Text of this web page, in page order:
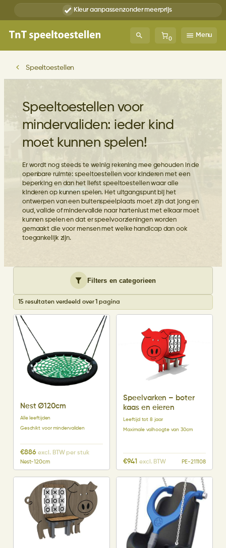
inhoud
Kleur aanpassenzonder meerprijs
0
Menu
Speeltoestellen
Speeltoestellen voor
mindervaliden: ieder kind
moet kunnen spelen!
Er wordt nog steeds te weinig rekening mee gehouden in de
openbare ruimte: speeltoestellen voor kinderen met een
beperking en dan het liefst speeltoestellen waar alle
kinderen op kunnen spelen. Het uitgangspunt bij het
ontwerpen van een buitenspeelplaats moet zijn dat jong en
oud, valide of mindervalide naar hartenlust met elkaar moet
kunnen spelen en dat er speelvoorzieningen worden
gemaakt die voor mensen met welke handicap dan ook
toegankelijk zijn.
Filters en categorieen
15 resultaten verdeeld over 1 pagina
Nest Ø120cm
Alle leeftijden
Geschikt voor mindervaliden
€886 excl. BTW per stuk
Nest-120cm
Speelvarken – boter
kaas en eieren
Leeftijd tot 8 jaar
Maximale valhoogte van 30cm
€941 excl. BTW PE-211108